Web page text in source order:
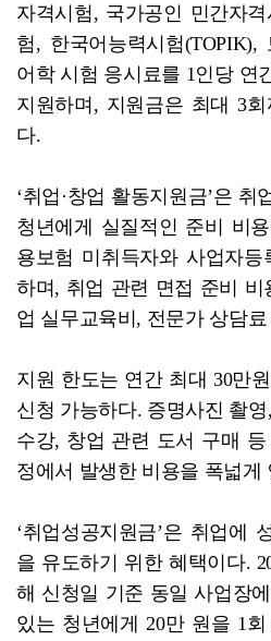
자격시험, 국가공인 민간자
험, 한국어능력시험(TOPIK),
어학 시험 응시료를 1인당 연
지원하며, 지원금은 최대 3
다.
‘취업·창업 활동지원금’은 취
청년에게 실질적인 준비 비
용보험 미취득자와 사업자등
하며, 취업 관련 면접 준비
업 실무교육비, 전문가 상담
지원 한도는 연간 최대 30만
신청 가능하다. 증명사진 촬
수강, 창업 관련 도서 구매
정에서 발생한 비용을 폭넓게
‘취업성공지원금’은 취업에
을 유도하기 위한 혜택이다.
해 신청일 기준 동일 사업장
있는 청년에게 20만 원을 1